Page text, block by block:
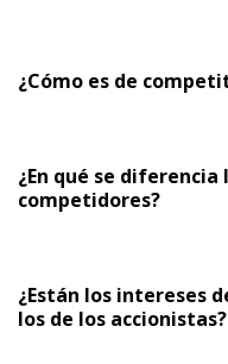
¿Cómo es de
¿En qué se
competidores?
¿Están los intereses
los de los accionistas?